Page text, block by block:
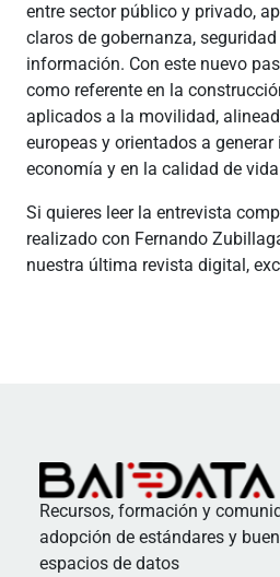
entre sector público y privado,
claros de gobernanza,
información. Con este nuevo
como referente en la
aplicados a la movilidad,
europeas y orientados a
economía y en la calidad de
Si quieres leer la entrevista
realizado con Fernando
nuestra última revista digital,
Recursos, formación y
adopción de estándares y
espacios de datos